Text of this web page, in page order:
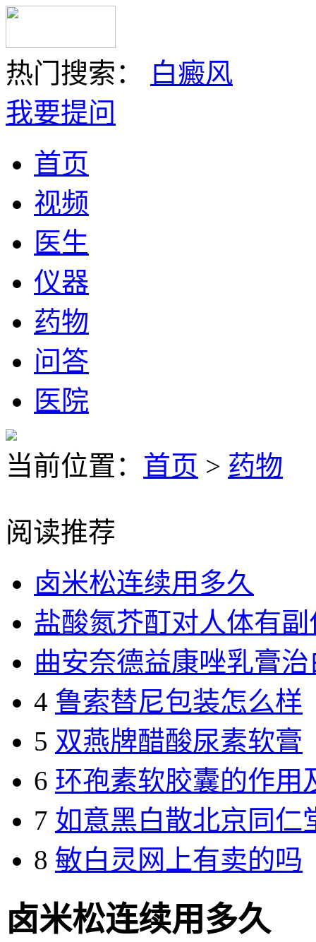
热门搜索：
白癜风
我要提问
首页
视频
医生
仪器
药物
问答
医院
当前位置： 首页 > 药物
阅读推荐
卤米松连续用多久
盐酸氮芥酊对人体有
曲安奈德益康唑乳膏
4 鲁索替尼包装怎么样
5 双燕牌醋酸尿素软膏
6 环孢素软胶囊的作用
7 如意黑白散北京同仁
8 敏白灵网上有卖的吗
卤米松连续用多久